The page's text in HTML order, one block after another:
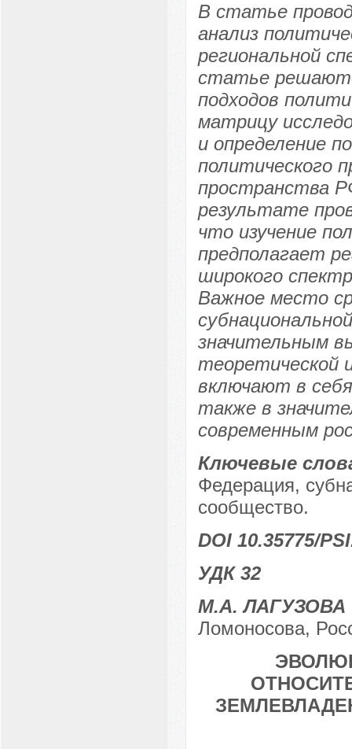
В статье
анализ
региональной
статье
подходов
матрицу
и определение
политического
пространства
результате
что изучение
предполагает
широкого
Важное место
значительным
теоретической
включают в
также в
современным
Ключевые
Федерация,
сообщество.
DOI 10.35775/
УДК 32
М.А. ЛАГУЗОВА
Ломоносова,